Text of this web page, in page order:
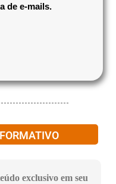
de e-mails.
exclusivo em seu